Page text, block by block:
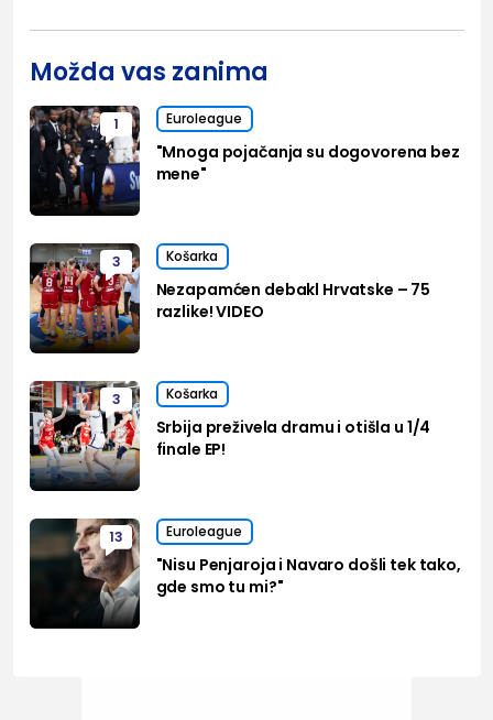
Možda vas zanima
1 Euroleague
"Mnoga pojačanja su dogovorena bez
mene"
3 Košarka
Nezapamćen debakl Hrvatske – 75
razlike! VIDEO
3 Košarka
Srbija preživela dramu i otišla u 1/4
finale EP!
13 Euroleague
"Nisu Penjaroja i Navaro došli tek tako,
gde smo tu mi?"